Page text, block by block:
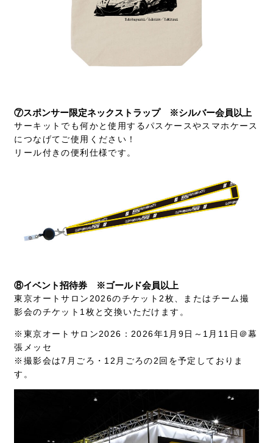
⑦スポンサー限定ネックストラップ ※シルバー会員以上
サーキットでも何かと使用するパスケースやスマホケース
につなげてご使用ください！
リール付きの便利仕様です。
⑧イベント招待券 ※ゴールド会員以上
東京オートサロン2026のチケット2枚、またはチーム撮
影会のチケット1枚と交換いただけます。
※東京オートサロン2026：2026年1月9日～1月11日＠幕
張メッセ
※撮影会は7月ごろ・12月ごろの2回を予定しておりま
す。